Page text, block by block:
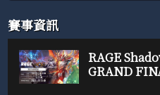
賽事資訊
RAGE
GRAND